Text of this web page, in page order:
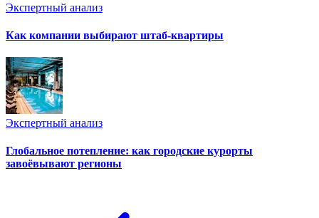
Экспертный анализ
Как компании выбирают штаб-квартиры
Экспертный анализ
Глобальное потепление: как городские курорты
завоёвывают регионы